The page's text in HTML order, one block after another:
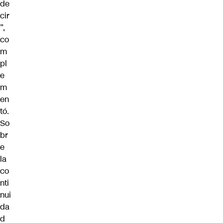
de
cir
”,
co
m
pl
e
m
en
tó.
So
br
e
la
co
nti
nui
da
d